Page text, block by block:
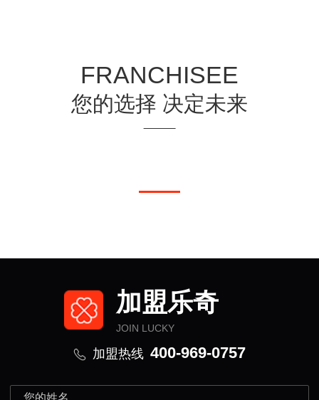
FRANCHISEE
您的选择 决定未来
加盟乐奇
JOIN LUCKY
加盟热线 400-969-0757